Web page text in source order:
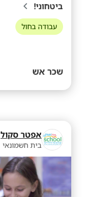
ביטחוני!
עבודה בחול
שכר אש
אפטר סקול
בית חשמונאי